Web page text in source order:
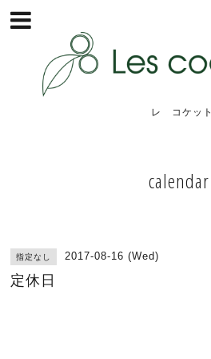
レ コケット
calendar
指定なし 2017-08-16 (Wed)
定休日